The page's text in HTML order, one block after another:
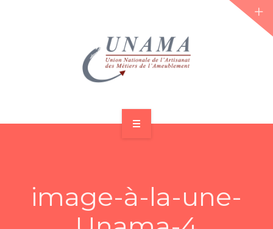
LES JOURNÉES 2026 ⌵
image-à-la-une-